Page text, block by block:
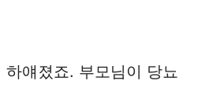
하얘졌죠. 부모님이 당뇨